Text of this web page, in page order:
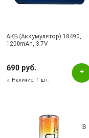
АКБ (Аккумулятор) 18490,
1200mAh, 3.7V
690 руб.
Наличие: 1 шт.